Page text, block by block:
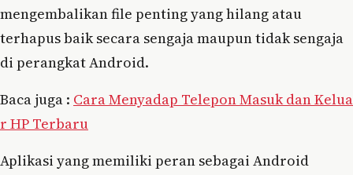
mengembalikan file penting yang hilang atau
terhapus baik secara sengaja maupun tidak sengaja
di perangkat Android.
Baca juga : Cara Menyadap Telepon Masuk dan Kelua
r HP Terbaru
Aplikasi yang memiliki peran sebagai Android